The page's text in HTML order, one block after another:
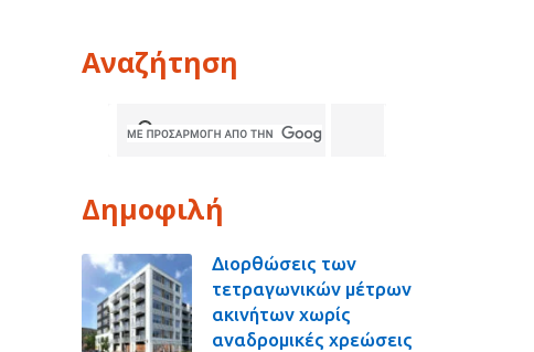
Αναζήτηση
Δημοφιλή
Διορθώσεις των
τετραγωνικών μέτρων
ακινήτων χωρίς
αναδρομικές χρεώσεις